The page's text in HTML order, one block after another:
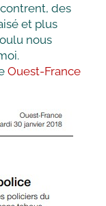
des
et plus
nous
Ouest-France